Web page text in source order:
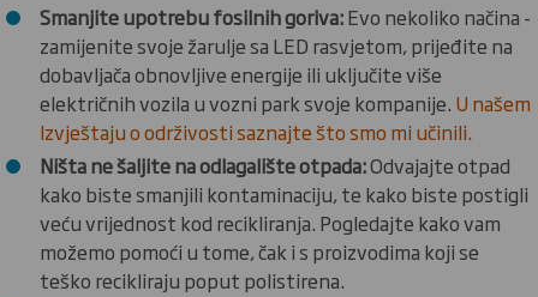
Smanjite upotrebu fosilnih goriva:Evo nekoliko načina -
zamijenite svoje žarulje sa LED rasvjetom, prijeđite na
dobavljača obnovljive energije ili uključite više
električnih vozila u vozni park svoje kompanije. U našem
Izvještaju o održivosti saznajte što smo mi učinili.
Ništa ne šaljite na odlagalište otpada:Odvajajte otpad
kako biste smanjili kontaminaciju, te kako biste postigli
veću vrijednost kod recikliranja. Pogledajte kako vam
možemo pomoći u tome, čak i s proizvodima koji se
teško recikliraju poput polistirena.